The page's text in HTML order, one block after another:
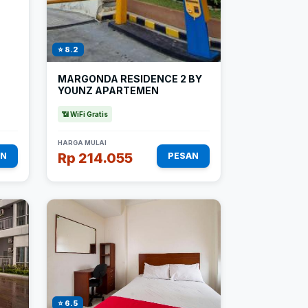
⭐ 8.2
MARGONDA RESIDENCE 2 BY
YOUNZ APARTEMEN
📶 WiFi Gratis
HARGA MULAI
Rp 214.055 PESAN
⭐ 6.5